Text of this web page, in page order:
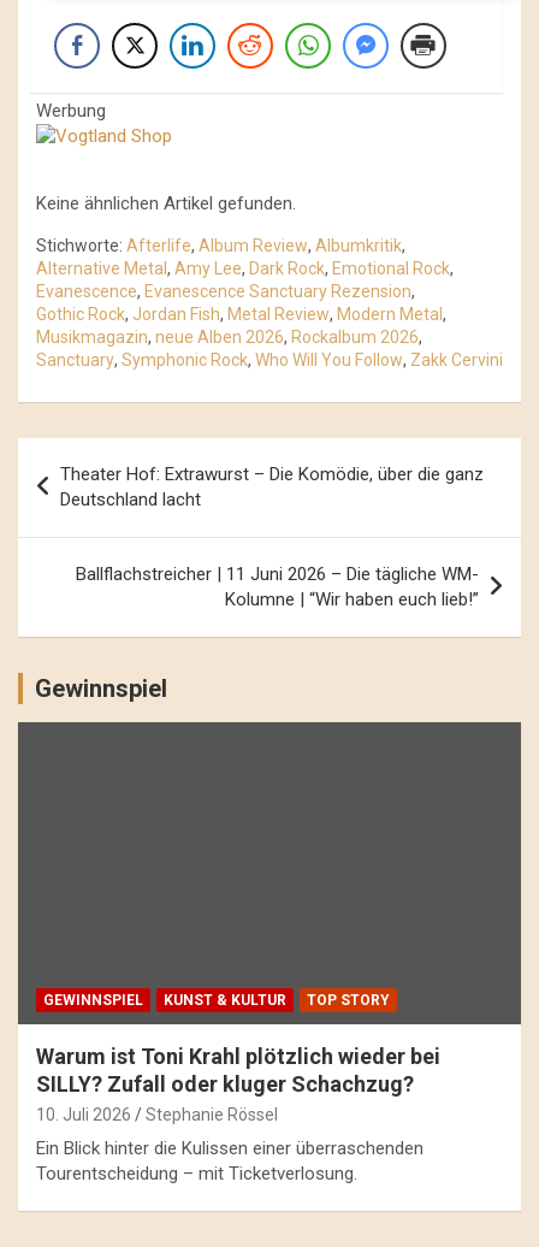
Werbung
Keine ähnlichen Artikel gefunden.
Stichworte: Afterlife, Album Review, Albumkritik,
Alternative Metal, Amy Lee, Dark Rock, Emotional Rock,
Evanescence, Evanescence Sanctuary Rezension,
Gothic Rock, Jordan Fish, Metal Review, Modern Metal,
Musikmagazin, neue Alben 2026, Rockalbum 2026,
Sanctuary, Symphonic Rock, Who Will You Follow, Zakk Cervini
Navigation
Theater Hof: Extrawurst – Die Komödie, über die ganz
Deutschland lacht
Ballflachstreicher | 11 Juni 2026 – Die tägliche WM-
Kolumne | “Wir haben euch lieb!”
Gewinnspiel
GEWINNSPIEL KUNST & KULTUR TOP STORY
Warum ist Toni Krahl plötzlich wieder bei
SILLY? Zufall oder kluger Schachzug?
10. Juli 2026 Stephanie Rössel
Ein Blick hinter die Kulissen einer überraschenden
Tourentscheidung – mit Ticketverlosung.